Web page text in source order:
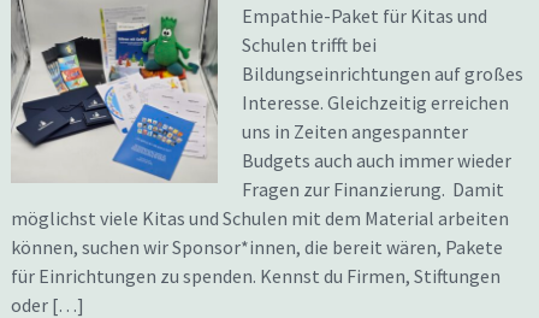
Empathie-Paket für Kitas und
Schulen trifft bei
Bildungseinrichtungen auf großes
Interesse. Gleichzeitig erreichen
uns in Zeiten angespannter
Budgets auch auch immer wieder
Fragen zur Finanzierung. Damit
möglichst viele Kitas und Schulen mit dem Material arbeiten
können, suchen wir Sponsor*innen, die bereit wären, Pakete
für Einrichtungen zu spenden. Kennst du Firmen, Stiftungen
oder […]